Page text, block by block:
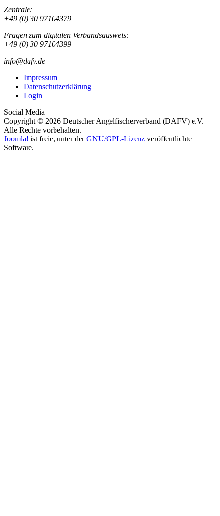
Zentrale:
+49 (0) 30 97104379
Fragen zum digitalen Verbandsausweis:
+49 (0) 30 97104399
info@dafv.de
Impressum
Datenschutzerklärung
Login
Social Media
Copyright © 2026 Deutscher Angelfischerverband (DAFV) e.V.
Alle Rechte vorbehalten.
Joomla! ist freie, unter derGNU/GPL-Lizenz veröffentlichte
Software.